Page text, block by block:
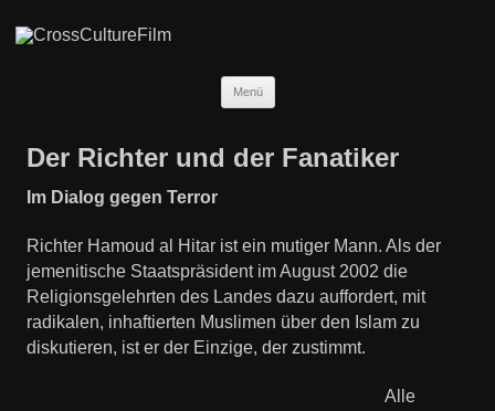
Menü
Zum
Der Richter und der Fanatiker
Im Dialog gegen Terror
Richter Hamoud al Hitar ist ein mutiger Mann. Als der
jemenitische Staatspräsident im August 2002 die
Religionsgelehrten des Landes dazu auffordert, mit
radikalen, inhaftierten Muslimen über den Islam zu
diskutieren, ist er der Einzige, der zustimmt.
Alle